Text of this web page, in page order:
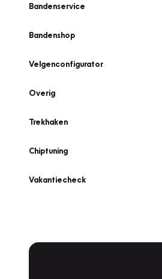
Bandenservice
Bandenshop
Velgenconfigurator
Overig
Trekhaken
Chiptuning
Vakantiecheck